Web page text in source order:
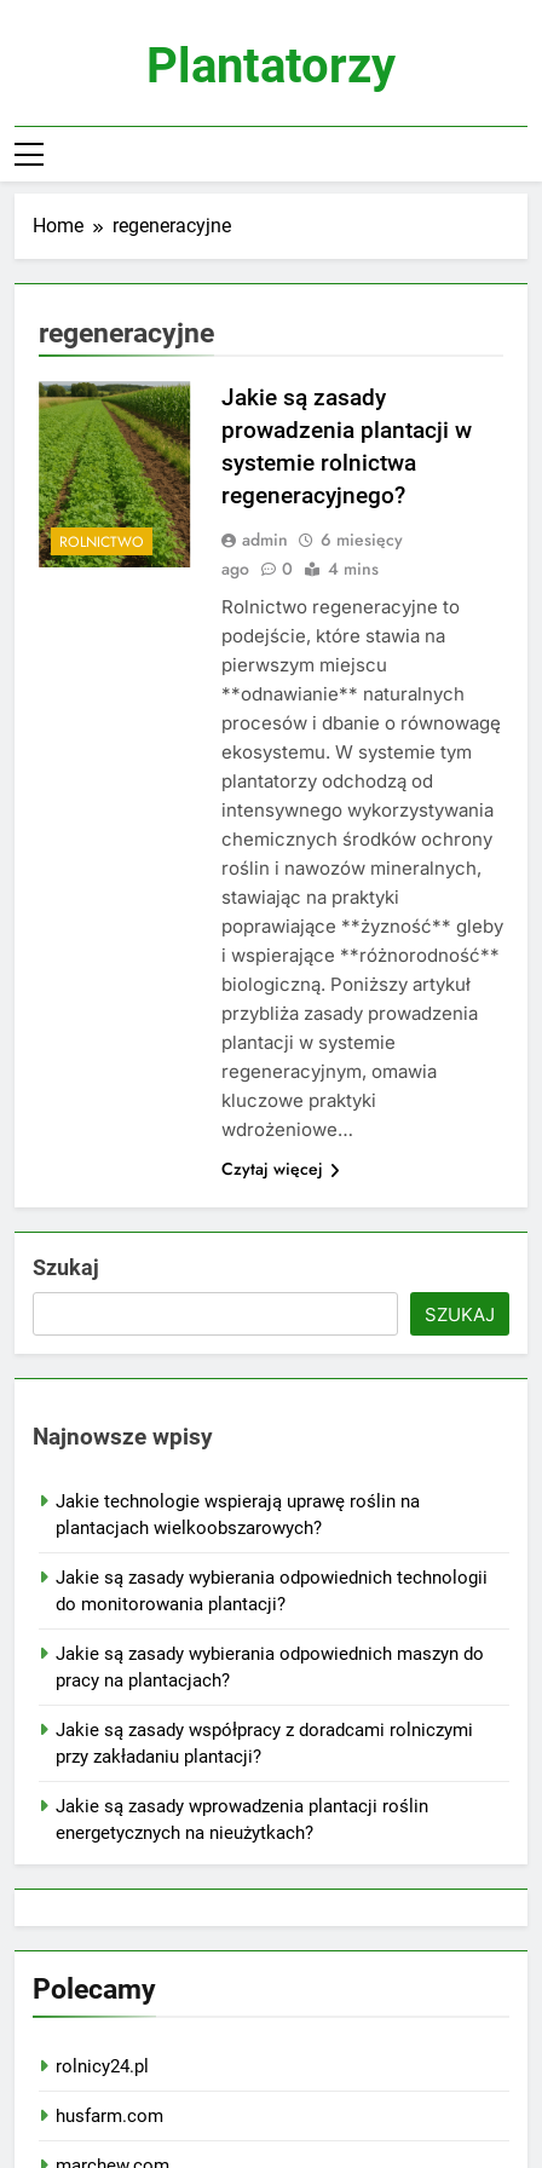
Plantatorzy
Home regeneracyjne
regeneracyjne
ROLNICTWO
Jakie są zasady
prowadzenia plantacji w
systemie rolnictwa
regeneracyjnego?
admin
6 miesięcy
ago
0 4 mins
Rolnictwo regeneracyjne to
podejście, które stawia na
pierwszym miejscu
**odnawianie** naturalnych
procesów i dbanie o równowagę
ekosystemu. W systemie tym
plantatorzy odchodzą od
intensywnego wykorzystywania
chemicznych środków ochrony
roślin i nawozów mineralnych,
stawiając na praktyki
poprawiające **żyzność** gleby
i wspierające **różnorodność**
biologiczną. Poniższy artykuł
przybliża zasady prowadzenia
plantacji w systemie
regeneracyjnym, omawia
kluczowe praktyki
wdrożeniowe…
Czytaj więcej
Szukaj
SZUKAJ
Najnowsze wpisy
Jakie technologie wspierają uprawę roślin na
plantacjach wielkoobszarowych?
Jakie są zasady wybierania odpowiednich technologii
do monitorowania plantacji?
Jakie są zasady wybierania odpowiednich maszyn do
pracy na plantacjach?
Jakie są zasady współpracy z doradcami rolniczymi
przy zakładaniu plantacji?
Jakie są zasady wprowadzenia plantacji roślin
energetycznych na nieużytkach?
Polecamy
rolnicy24.pl
husfarm.com